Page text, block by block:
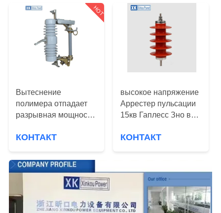
СПРОСИТЕ
ЦИТАТУ
КАРТА
PRIVACY
POLICY
доступно
HOT
Вытеснение
полимера отпадает
разрывная мощность
напряжения 15кв
КОНТАКТ
высокое напряжение
Аррестер пульсации
15кв Гаплесс Зно в
трансформатора
КОНТАКТ